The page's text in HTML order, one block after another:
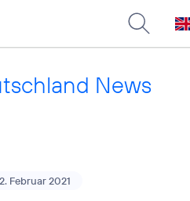
News
Februar 2021